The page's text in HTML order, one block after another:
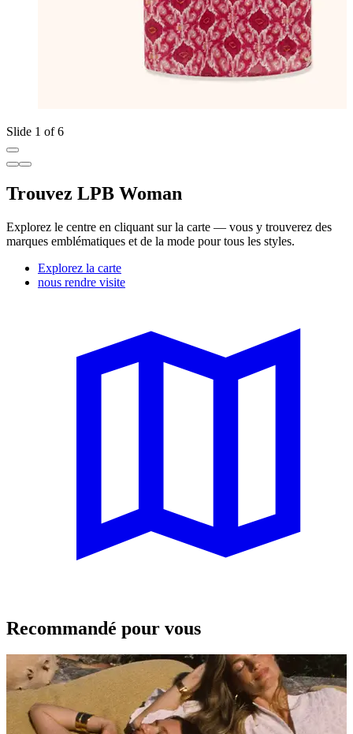
Slide 1 of 6
Trouvez LPB Woman
Explorez le centre en cliquant sur la carte — vous y trouverez des
marques emblématiques et de la mode pour tous les styles.
Explorez la carte
nous rendre visite
Recommandé pour vous